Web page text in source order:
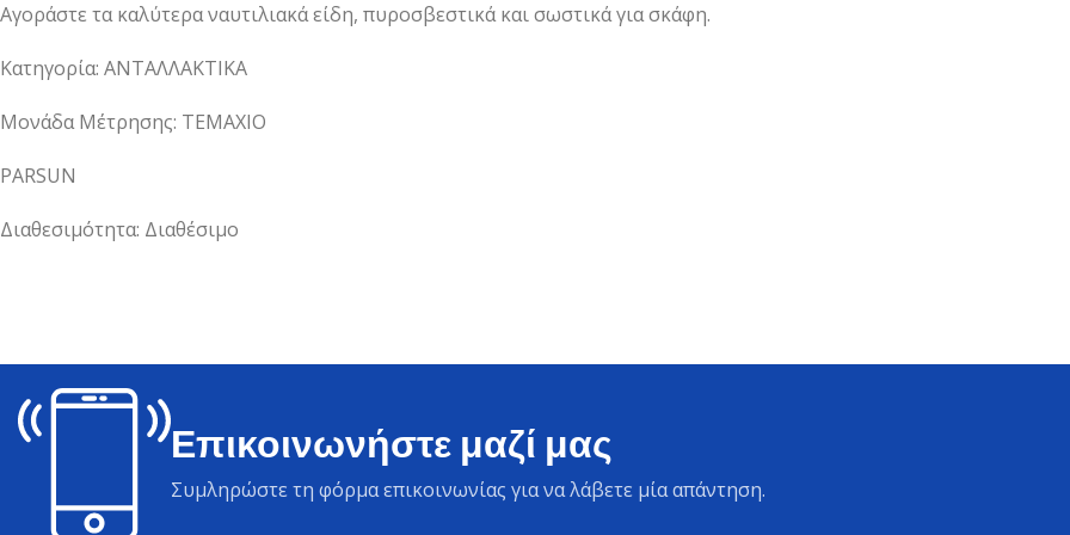
Αγοράστε τα καλύτερα ναυτιλιακά είδη, πυροσβεστικά και σωστικά για σκάφη.
Κατηγορία: ΑΝΤΑΛΛΑΚΤΙΚΑ
Μονάδα Μέτρησης: ΤΕΜΑΧΙΟ
PARSUN
Διαθεσιμότητα: Διαθέσιμο
Επικοινωνήστε μαζί μας
Συμληρώστε τη φόρμα επικοινωνίας για να λάβετε μία απάντηση.